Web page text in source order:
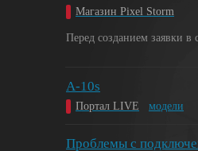
Магазин Pixel Storm
Перед созданием заявки в
A-10s
Портал LIVE модели
Проблемы с